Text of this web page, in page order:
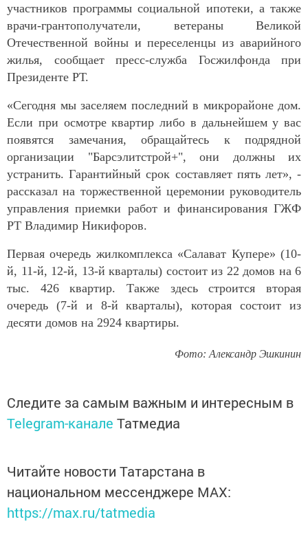
участников программы социальной ипотеки, а также
врачи-грантополучатели, ветераны Великой
Отечественной войны и переселенцы из аварийного
жилья, сообщает пресс-служба Госжилфонда при
Президенте РТ.
«Сегодня мы заселяем последний в микрорайоне дом.
Если при осмотре квартир либо в дальнейшем у вас
появятся замечания, обращайтесь к подрядной
организации "Барсэлитстрой+", они должны их
устранить. Гарантийный срок составляет пять лет», -
рассказал на торжественной церемонии руководитель
управления приемки работ и финансирования ГЖФ
РТ Владимир Никифоров.
Первая очередь жилкомплекса «Салават Купере» (10-
й, 11-й, 12-й, 13-й кварталы) состоит из 22 домов на 6
тыс. 426 квартир. Также здесь строится вторая
очередь (7-й и 8-й кварталы), которая состоит из
десяти домов на 2924 квартиры.
Фото: Александр Эшкинин
Следите за самым важным и интересным в
Telegram-канале Татмедиа
Читайте новости Татарстана в
национальном мессенджере MАХ:
https://max.ru/tatmedia